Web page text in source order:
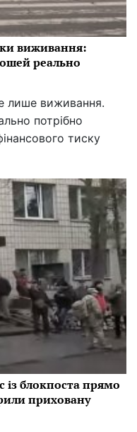
виживання:
реально
лише виживання.
потрібно
тиску
із блокпоста прямо
приховану